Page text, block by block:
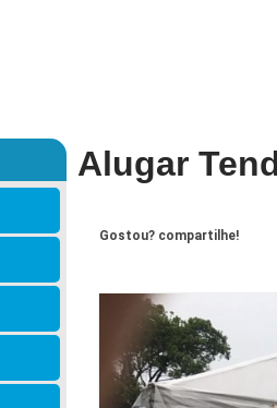
Alugar
Gostou? compartilhe!